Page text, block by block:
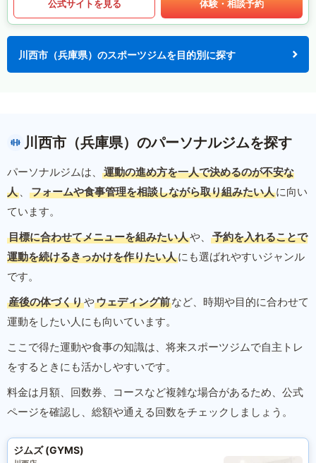
公式サイトを見る 体験・相談予約
川西市（兵庫県）のスポーツジムを目的別に探す
川西市（兵庫県）のパーソナルジムを探す
パーソナルジムは、
運動の進め方を一人で決めるのが不安な
人 、 フォームや食事管理を相談しながら取り組みたい人に向い
ています。
目標に合わせてメニューを組みたい人や、
予約を入れることで
運動を続けるきっかけを作りたい人にも選ばれやすいジャンル
です。
産後の体づくりやウェディング前など、時期や目的に合わせて
運動をしたい人にも向いています。
ここで得た運動や食事の知識は、将来スポーツジムで自主トレ
をするときにも活かしやすいです。
料金は月額、回数券、コースなど複雑な場合があるため、公式
ページを確認し、総額や通える回数をチェックしましょう。
ジムズ (GYMS)